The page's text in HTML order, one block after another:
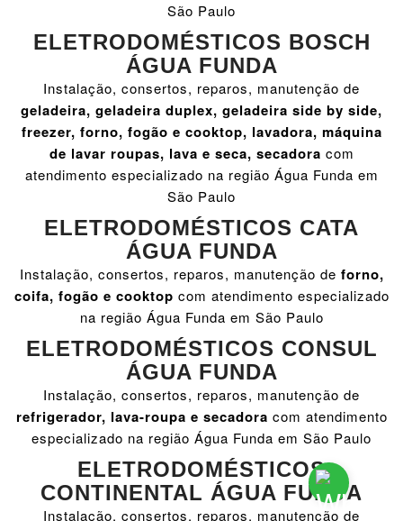
São Paulo
ELETRODOMÉSTICOS BOSCH
ÁGUA FUNDA
Instalação, consertos, reparos, manutenção de
geladeira, geladeira duplex, geladeira side by side,
freezer, forno, fogão e cooktop, lavadora, máquina
de lavar roupas, lava e seca, secadora com
atendimento especializado na região Água Funda em
São Paulo
ELETRODOMÉSTICOS CATA
ÁGUA FUNDA
Instalação, consertos, reparos, manutenção de forno,
coifa, fogão e cooktop com atendimento especializado
na região Água Funda em São Paulo
ELETRODOMÉSTICOS CONSUL
ÁGUA FUNDA
Instalação, consertos, reparos, manutenção de
refrigerador, lava-roupa e secadora com atendimento
especializado na região Água Funda em São Paulo
ELETRODOMÉSTICOS
CONTINENTAL ÁGUA FUNDA
Instalação, consertos, reparos, manutenção de